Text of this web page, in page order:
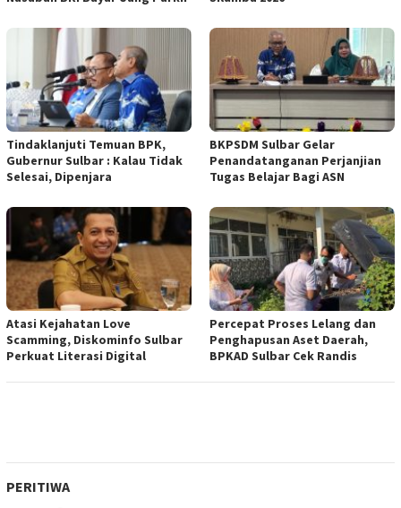
Tindaklanjuti Temuan BPK,
Gubernur Sulbar : Kalau Tidak
Selesai, Dipenjara
BKPSDM Sulbar Gelar
Penandatanganan Perjanjian
Tugas Belajar Bagi ASN
Atasi Kejahatan Love
Scamming, Diskominfo Sulbar
Perkuat Literasi Digital
Percepat Proses Lelang dan
Penghapusan Aset Daerah,
BPKAD Sulbar Cek Randis
PERITIWA